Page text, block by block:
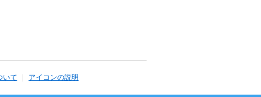
いて アイコンの説明